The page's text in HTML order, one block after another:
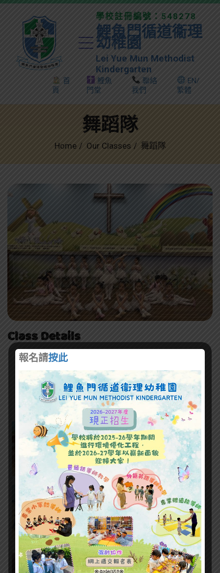
學校註冊編號：548278
鯉魚門循道衞理
幼稚園
Lei Yue Mun Methodist
Kindergarten
首
頁
鯉魚
門堂
聯絡
我們
EN/
繁體
舞蹈隊
Home Our Classes 舞蹈隊
Class Details
家校合作會主辦舞蹈隊
曾多年代表本園出賽，屢獲獎項
Photo Gallery
報名請按此